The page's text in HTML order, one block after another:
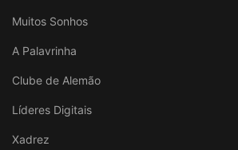
Muitos Sonhos
A Palavrinha
Clube de Alemão
Líderes Digitais
Xadrez